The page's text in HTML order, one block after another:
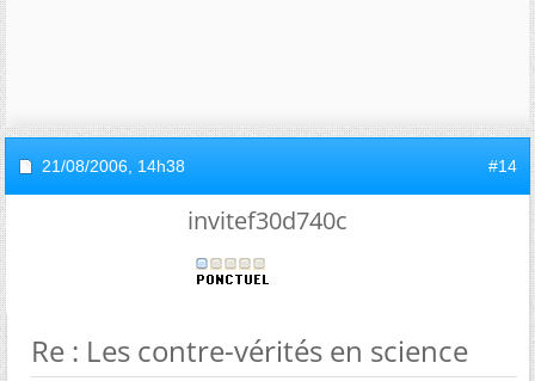
21/08/2006, 14h38 #14
invitef30d740c
Re : Les contre-vérités en science